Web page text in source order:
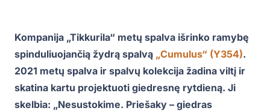
Kompanija „Tikkurila“ metų spalva išrinko ramybę
spinduliuojančią žydrą spalvą „Cumulus“ (Y354).
2021 metų spalva ir spalvų kolekcija žadina viltį ir
skatina kartu projektuoti giedresnę rytdieną. Ji
skelbia: „Nesustokime. Priešaky – giedras